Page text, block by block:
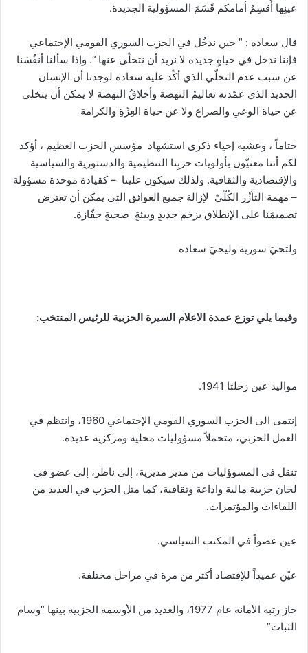
عينِها أُقسِمُ أمامكم قَسَمَ المسؤولية الجديدة.
قال سعاده : ” حين ندخُل في الحزب السوري القومي الإجتماعي
فإننا ندخل في حياةٍ جديدة لا نريد أن نتخلّى عنها “. وإذا سألنا أنفُسَنا
عن سبب عدم التخلّي الذي أكّد عليه سعاده لوجدنا أن الإنسان
الجديد الذي عمّدته تعاليمُ النهضة وأخلاقُ النهضة لا يمكن أن يتخلى
عن حياة الوعي والصراع ولا عن حياة العِزّةِ والكرامة
ختاماً ، وعشية إحياء ذكرى استشهاد مؤسسِ الحزب العظيم ، أؤكد
لكم أننا معنيّون بأولويات حزبِنا التنظيمية والدستورية والسياسية
والإقتصادية والثقافية. ولذلك سيكون علينا – كقيادة موحدة مسؤولة
– مهمة التآزُر الكُلّيّ لإزالة جميع العوائق التي يمكن أن تعترض
تصميمَنا على الإنطلاق بزخم جديدٍ وبيئةٍ صحيةٍ حفّازة.
ولتحيَ سورية وليحيَ سعاده
وفيما يلي توزع عمدة الاعلام السيرة الحزبية للرئيس المنتخب:
مواليد عين زحلتا 1941.
إنتمى الى الحزب السوري القومي الإجتماعي 1960، وانتظم في
العمل الحزبي، متحملاً مسؤوليات محلية ومركزية عديدة.
تنقل في المسوؤليات من مدير مديرية، إلى ناظر، إلى عضو في
لجان حزبية مالية واذاعة وثقافية، كما مثل الحزب في العديد من
اللقاءات والمؤتمرات.
عين عضواً في المكتب السياسي.
عيّن عميداً للإقتصاد أكثر من مرة في مراحل مختلفة.
حاز رتبة الأمانة عام 1977، والعديد من الأوسمة الحزبية بينها “وسام
الثبات”